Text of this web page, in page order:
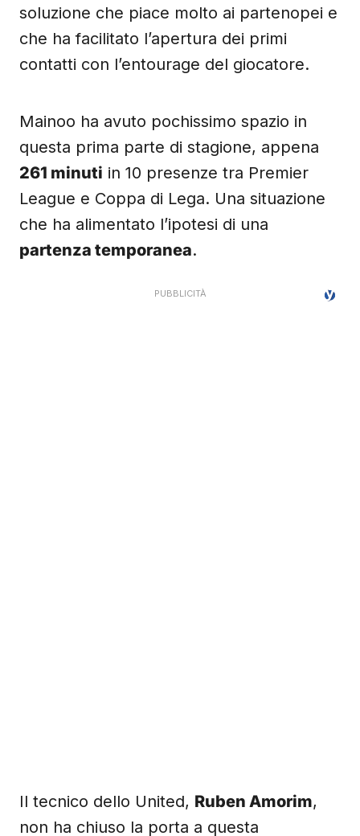
soluzione che piace molto ai partenopei e
che ha facilitato l’apertura dei primi
contatti con l’entourage del giocatore.
Mainoo ha avuto pochissimo spazio in
questa prima parte di stagione, appena
261 minuti in 10 presenze tra Premier
League e Coppa di Lega. Una situazione
che ha alimentato l’ipotesi di una
partenza temporanea.
Il tecnico dello United, Ruben Amorim,
non ha chiuso la porta a questa